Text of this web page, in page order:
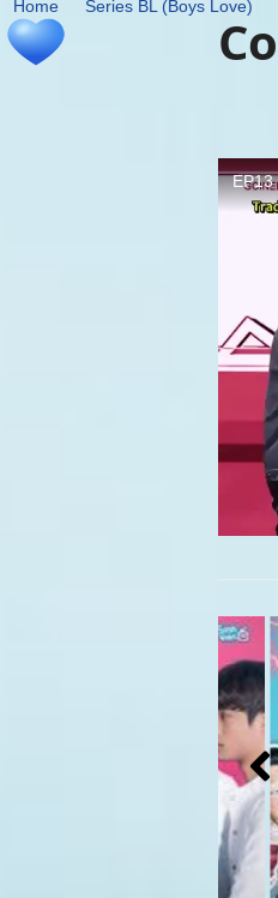
Skip
to
content
Home Series BL (Boys Love)